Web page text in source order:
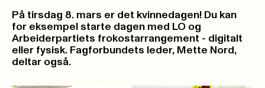
På tirsdag 8. mars er det kvinnedagen! Du kan
for eksempel starte dagen med LO og
Arbeiderpartiets frokostarrangement - digitalt
eller fysisk. Fagforbundets leder, Mette Nord,
deltar også.